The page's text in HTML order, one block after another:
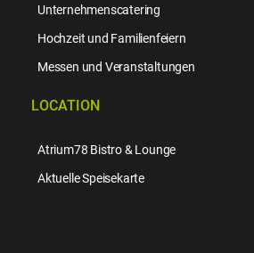
Unternehmenscatering
Hochzeit und Familienfeiern
Messen und Veranstaltungen
LOCATION
Atrium78 Bistro & Lounge
Aktuelle Speisekarte